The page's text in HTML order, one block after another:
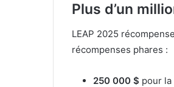
Plus d’un
LEAP 2025
récompenses phares :
250 000 $ pour